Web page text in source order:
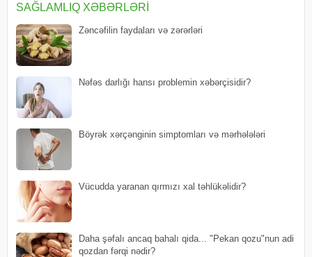
SAĞLAMLIQ XƏBƏRLƏRI
Zəncəfilin faydaları və zərərləri
Nəfəs darlığı hansı problemin xəbərçisidir?
Böyrək xərçənginin simptomları və mərhələləri
Vücudda yaranan qırmızı xal təhlükəlidir?
Daha şəfalı ancaq bahalı qida... "Pekan qozu"nun adi
qozdan fərqi nədir?